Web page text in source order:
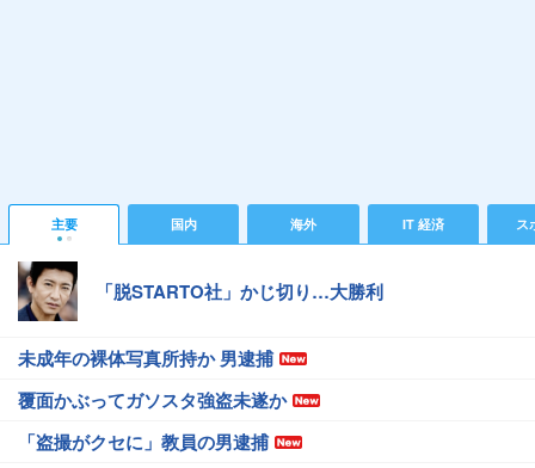
主要 国内 海外 IT 経済 ス
「脱STARTO社」かじ切り…大勝利
未成年の裸体写真所持か 男逮捕
覆面かぶってガソスタ強盗未遂か
「盗撮がクセに」教員の男逮捕